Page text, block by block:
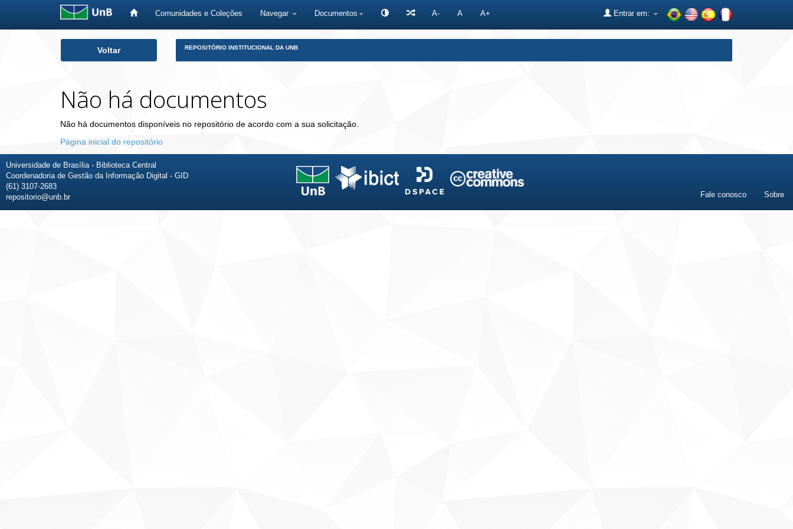
Comunidades e Coleções Navegar Documentos A- A A+ Entrar em:
Voltar REPOSITÓRIO INSTITUCIONAL DA UNB
Não há documentos
Não há documentos disponíveis no repositório de acordo com a sua solicitação.
Página inicial do repositório
Universidade de Brasília - Biblioteca Central
Coordenadoria de Gestão da Informação Digital - GID
(61) 3107-2683
repositorio@unb.br
Fale conosco Sobre